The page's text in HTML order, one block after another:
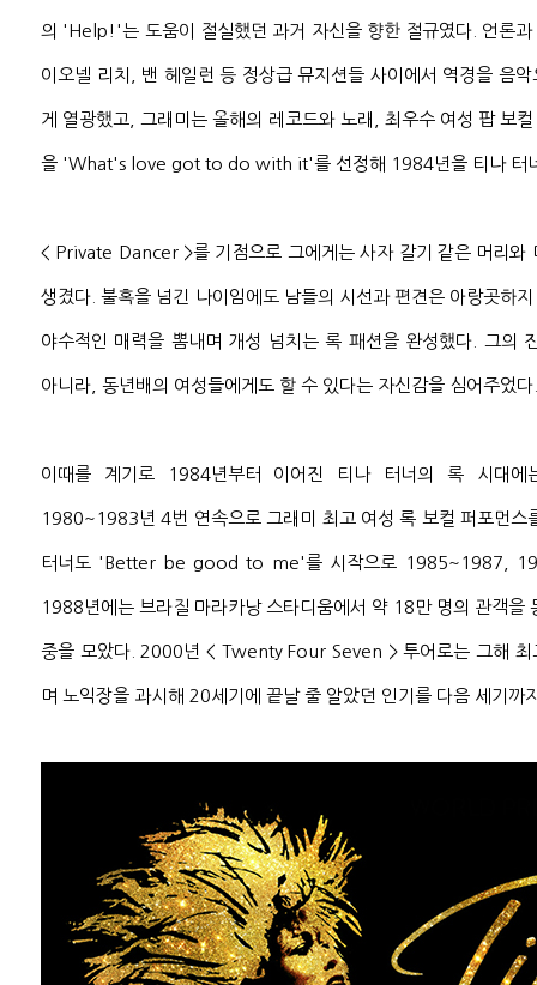
의 'Help!'는 도움이 절실했던 과거 자신을 향한 절규였다. 언론
이오넬 리치, 밴 헤일런 등 정상급 뮤지션들 사이에서 역경을 음
게 열광했고, 그래미는 올해의 레코드와 노래, 최우수 여성 팝 보
을 'What's love got to do with it'를 선정해 1984년을 티나 터
< Private Dancer >를 기점으로 그에게는 사자 갈기 같은 머리와
생겼다. 불혹을 넘긴 나이임에도 남들의 시선과 편견은 아랑곳하
야수적인 매력을 뽐내며 개성 넘치는 록 패션을 완성했다. 그의
아니라, 동년배의 여성들에게도 할 수 있다는 자신감을 심어주었다.
이때를 계기로 1984년부터 이어진 티나 터너의 록 시대에
1980~1983년 4번 연속으로 그래미 최고 여성 록 보컬 퍼포먼스
터너도 'Better be good to me'를 시작으로 1985~1987,
1988년에는 브라질 마라카낭 스타디움에서 약 18만 명의 관객을
중을 모았다. 2000년 < Twenty Four Seven > 투어로는 그해 최
며 노익장을 과시해 20세기에 끝날 줄 알았던 인기를 다음 세기까